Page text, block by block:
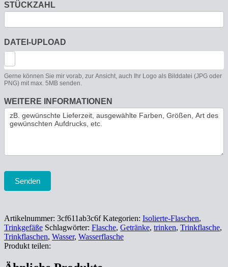
STÜCKZAHL
DATEI-UPLOAD
Gerne können Sie mir vorab, zur Ansicht, auch Ihr Logo als Bilddatei (JPG oder
PNG) mit max. 5MB senden.
WEITERE INFORMATIONEN
Senden
Artikelnummer: 3cf611ab3c6f Kategorien: Isolierte-Flaschen,
Trinkgefäße Schlagwörter: Flasche, Getränke, trinken, Trinkflasche,
Trinkflaschen, Wasser, Wasserflasche
Produkt teilen: